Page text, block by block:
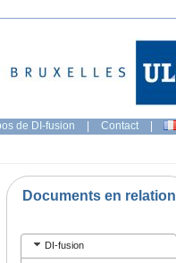
de DI-fusion | Contact |
Documents en relation
DI-fusion